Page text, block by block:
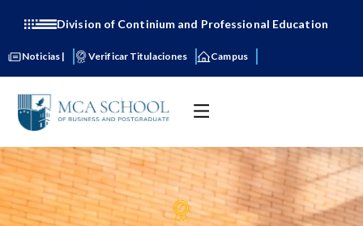
Division of Continium and Professional Education
Noticias | Verificar Titulaciones Campus